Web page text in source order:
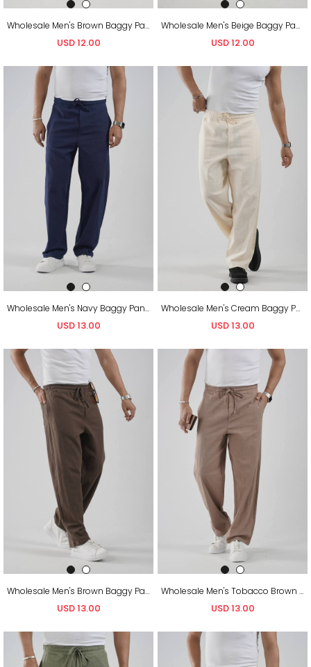
Wholesale Men's Brown Baggy Pants
USD 12.00
Wholesale Men's Beige Baggy Pants
USD 12.00
Wholesale Men's Navy Baggy Pants
USD 13.00
Wholesale Men's Cream Baggy Pants
USD 13.00
Wholesale Men's Brown Baggy Pants
USD 13.00
Wholesale Men's Tobacco Brown Baggy Pants
USD 13.00